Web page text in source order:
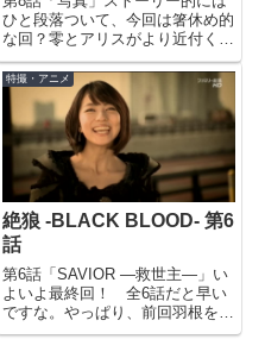
ひと段落ついて、今回は箸休め的
な回？零とアリスがより近付く、
大事な回でもありましたね。零さ
んも男日照りが長いですから、そ
ろそろ所帯を持つのも良いかもし
れません(笑)魔戒烈伝にも出演し
ていた桃瀬美咲さんが、今回は...
特撮・アニメ
絶狼 -BLACK BLOOD- 第6
話
第6話「SAVIOR ―救世主―」い
よいよ最終回！ 全6話だと早い
ですな。やっぱり、前回羽根を残
していたのはわざとでした。そり